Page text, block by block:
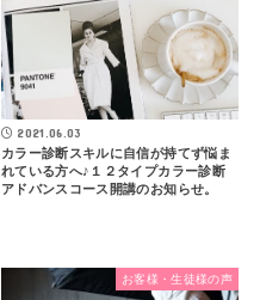
2021.06.03
カラー診断スキルに自信が持てず悩ま
れている方へ♪１２タイプカラー診断
アドバンスコース開講のお知らせ。
お客様・生徒様の声